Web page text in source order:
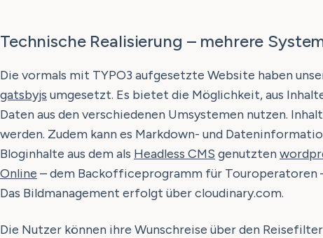
Technische Realisierung – mehrere
Die vormals mit TYPO3 aufgesetzte Website haben
gatsbyjs umgesetzt. Es bietet die Möglichkeit, aus
Daten aus den verschiedenen Umsystemen nutzen.
werden. Zudem kann es Markdown- und
Bloginhalte aus dem als Headless CMS genutzten
Online – dem Backofficeprogramm für Touroperatoren
Das Bildmanagement erfolgt über cloudinary.com.
Die Nutzer können ihre Wunschreise über den